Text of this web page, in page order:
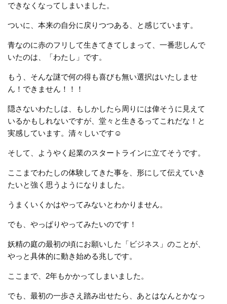
できなくなってしまいました。
ついに、本来の自分に戻りつつある、と感じています。
青なのに赤のフリして生きてきてしまって、一番悲しんで
いたのは、「わたし」です。
もう、そんな謎で何の得も喜びも無い選択はいたしませ
ん！できません！！！
隠さないわたしは、もしかしたら周りには偉そうに見えて
いるかもしれないですが、堂々と生きるってこれだな！と
実感しています。清々しいです☺️
そして、ようやく起業のスタートラインに立てそうです。
ここまでわたしの体験してきた事を、形にして伝えていき
たいと強く思うようになりました。
うまくいくかはやってみないとわかりません。
でも、やっぱりやってみたいのです！
妖精の庭の最初の頃にお願いした「ビジネス」のことが、
やっと具体的に動き始める兆しです。
ここまで、2年もかかってしまいました。
でも、最初の一歩さえ踏み出せたら、あとはなんとかなっ